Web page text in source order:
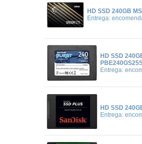
HD SSD 240GB
Entrega:
HD SSD
Entrega:
HD SSD
Entrega: